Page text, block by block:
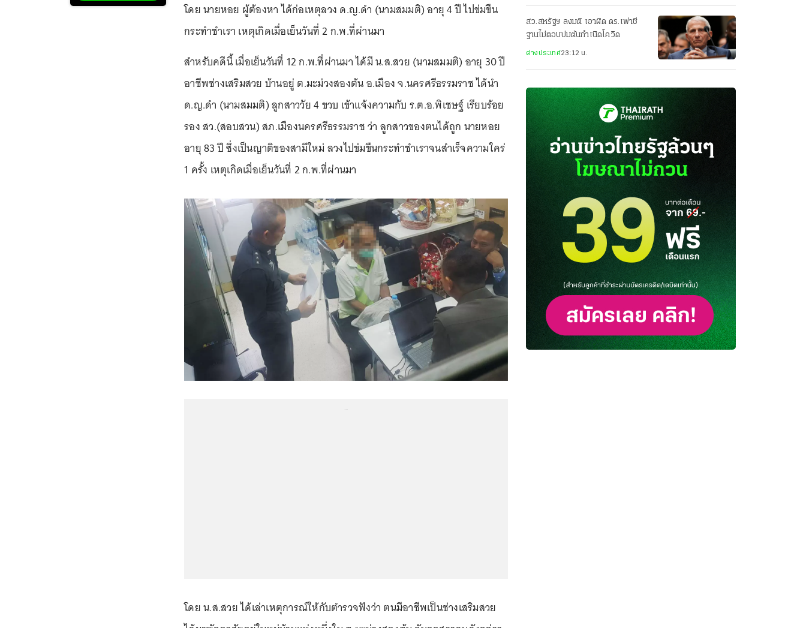
โดย นายหอย ผู้ต้องหา ได้ก่อเหตุลวง ด.ญ.ดำ (นามสมมติ) อายุ 4 ปี ไปข่มขืน
กระทำชำเรา เหตุเกิดเมื่อเย็นวันที่ 2 ก.พ.ที่ผ่านมา
สำหรับคดีนี้ เมื่อเย็นวันที่ 12 ก.พ.ที่ผ่านมา ได้มี น.ส.สวย (นามสมมติ) อายุ 30 ปี
อาชีพช่างเสริมสวย บ้านอยู่ ต.มะม่วงสองต้น อ.เมือง จ.นครศรีธรรมราช ได้นำ
ด.ญ.ดำ (นามสมมติ) ลูกสาววัย 4 ขวบ เข้าแจ้งความกับ ร.ต.อ.พิเชษฐ์ เรียบร้อย
รอง สว.(สอบสวน) สภ.เมืองนครศรีธรรมราช ว่า ลูกสาวของตนได้ถูก นายหอย
อายุ 83 ปี ซึ่งเป็นญาติของสามีใหม่ ลวงไปข่มขืนกระทำชำเราจนสำเร็จความใคร่
1 ครั้ง เหตุเกิดเมื่อเย็นวันที่ 2 ก.พ.ที่ผ่านมา
โดย น.ส.สวย ได้เล่าเหตุการณ์ให้กับตำรวจฟังว่า ตนมีอาชีพเป็นช่างเสริมสวย
สว.สหรัฐฯ ลงมติ เอาผิด ดร.เฟาชี
ฐานไม่ตอบปมต้นกำเนิดโควิด
ต่างประเทศ23:12 น.